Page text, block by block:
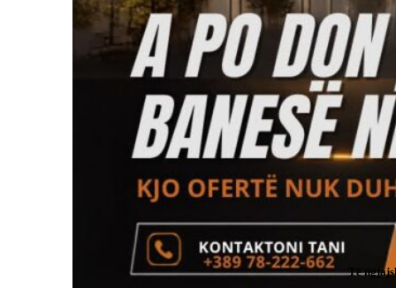
Të